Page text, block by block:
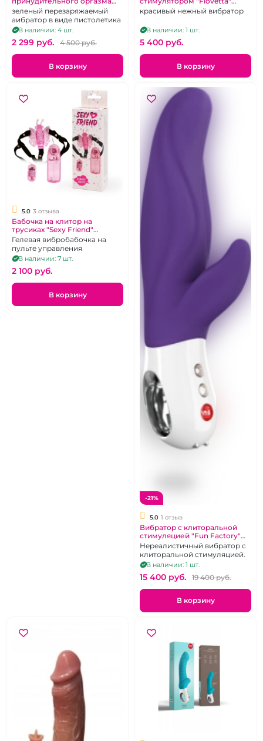
"Fascial gun"
зеленый перезаряжаемый
аибратор в виде пистолетика
В наличии: 4 шт.
2 299 pуб. 4 500 pуб.
В корзину
Wisteria фиолетовый
красивый нежный вибратор
В наличии: 1 шт.
5 400 pуб.
В корзину
5.0 3 отзыва
Бабочка на клитор на
трусиках "Sexy Friend"
розовая
Гелевая вибробабочка на
пульте управления
В наличии: 7 шт.
2 100 pуб.
В корзину
-21%
5.0 1 отзыв
Вибратор с клиторальной
стимуляцией "Fun Factory"
Lady Bi фиолетовый
Нереалистичный вибратор с
клиторальной стимуляцией.
В наличии: 1 шт.
15 400 pуб. 19 400 pуб.
В корзину